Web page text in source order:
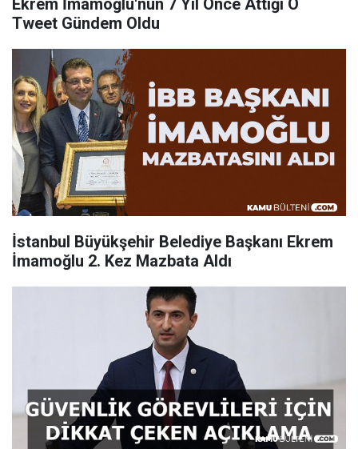
Ekrem İmamoğlu'nun 7 Yıl Önce Attığı O
Tweet Gündem Oldu
İstanbul Büyükşehir Belediye Başkanı Ekrem
İmamoğlu 2. Kez Mazbata Aldı